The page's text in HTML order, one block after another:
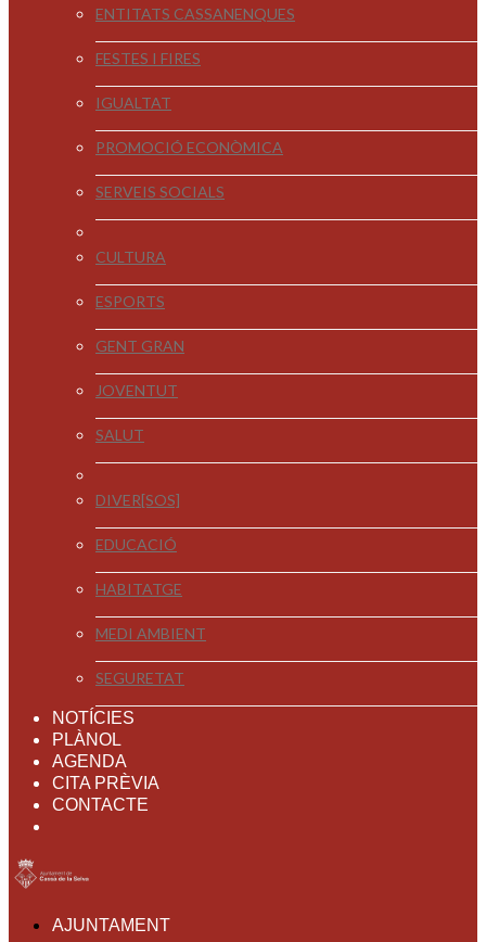
ENTITATS CASSANENQUES
FESTES I FIRES
IGUALTAT
PROMOCIÓ ECONÒMICA
SERVEIS SOCIALS
CULTURA
ESPORTS
GENT GRAN
JOVENTUT
SALUT
DIVER[SOS]
EDUCACIÓ
HABITATGE
MEDI AMBIENT
SEGURETAT
NOTÍCIES
PLÀNOL
AGENDA
CITA PRÈVIA
CONTACTE
AJUNTAMENT